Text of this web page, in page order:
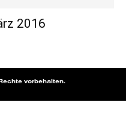
2016
vorbehalten.